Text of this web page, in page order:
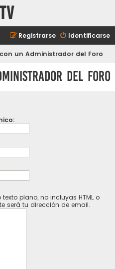
Identificarse
Registrarse
un Administrador del Foro
del Foro
plano, no incluyas HTML o
será tu dirección de email.